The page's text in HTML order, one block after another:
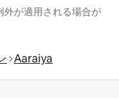
が適用される場合が
Aaraiya